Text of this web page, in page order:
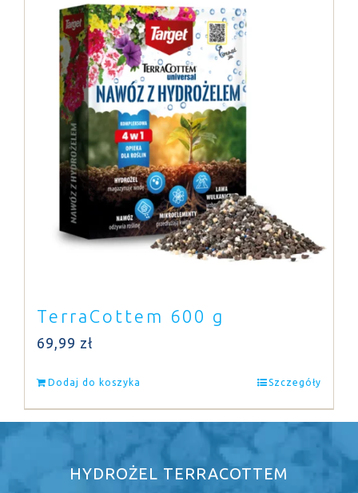
TerraCottem 600 g
69,99 zł
Dodaj do koszyka Szczegóły
HYDROŻEL TERRACOTTEM